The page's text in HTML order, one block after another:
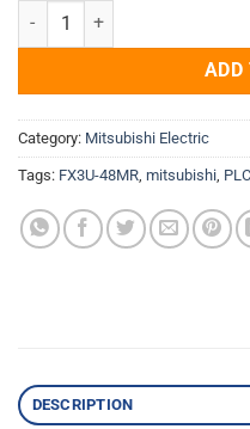
PLC Mitsubishi FX3U-48MR/
ADD
Category: Mitsubishi Electric
Tags: FX3U-48MR mitsubishi
DESCRIPTION